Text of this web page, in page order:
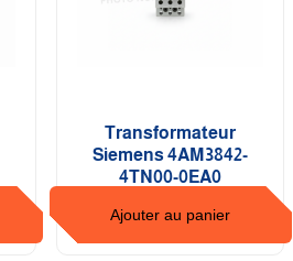
Transformateur
Siemens 4AM3842-
4TN00-0EA0
Ajouter au panier